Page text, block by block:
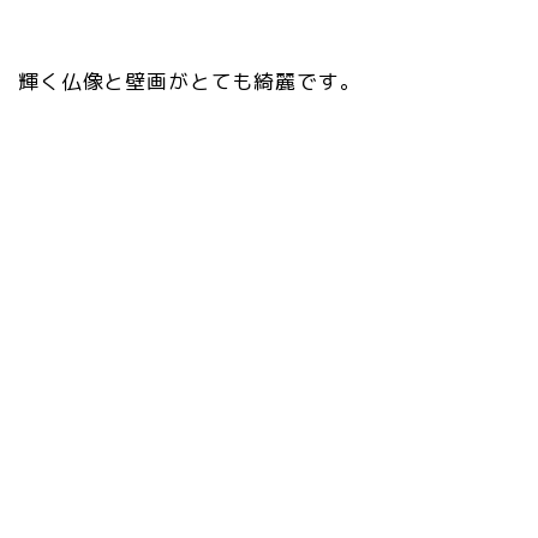
輝く仏像と壁画がとても綺麗です。